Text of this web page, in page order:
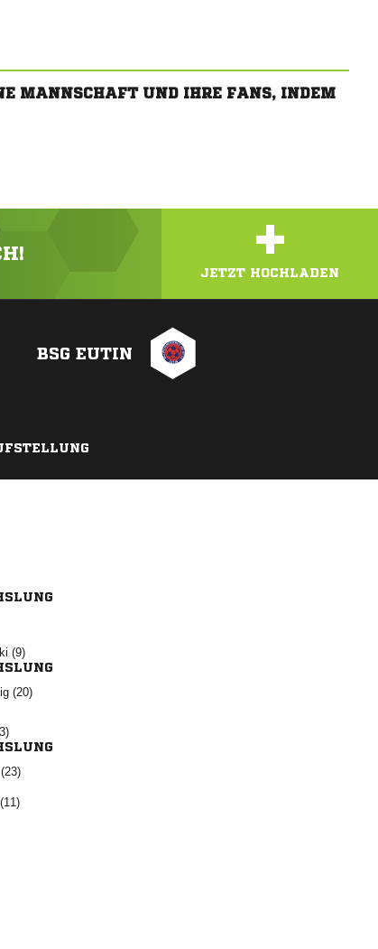
MANNSCHAFT UND IHRE FANS, INDEM
+
JETZT HOCHLADEN
BSG EUTIN

